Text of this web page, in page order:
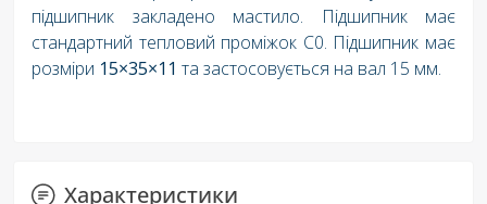
підшипник закладено мастило. Підшипник має
стандартний тепловий проміжок C0. Підшипник має
розміри 15×35×11 та застосовується на вал 15 мм.
Характеристики